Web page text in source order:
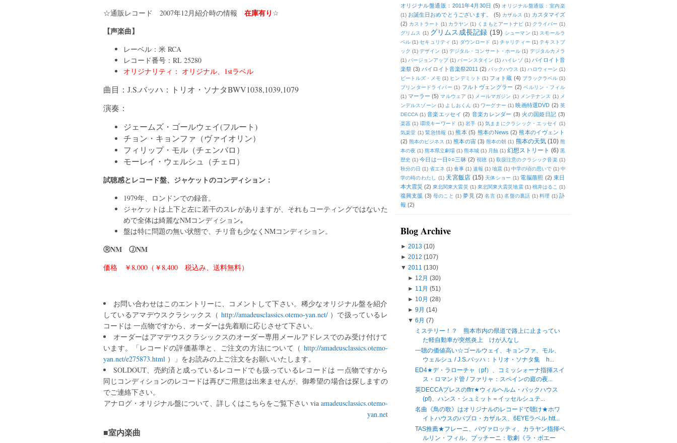
☆通販レコード 2007年12月紹介時の情報 在庫有り ☆
【声楽曲】
レーベル：米 RCA
レコード番号：RL 25280
オリジナリティ： オリジナル、1stラベル
曲目：J.S.バッハ：トリオ・ソナタBWV1038,1039,1079
演奏：
ジェームズ・ゴールウェイ(フルート)
チョン・キョンファ（ヴァイオリン）
フィリップ・モル（チェンバロ）
モーレイ・ウェルシュ（チェロ）
試聴感とレコード盤、ジャケットのコンディション：
1979年、ロンドンでの録音。
ジャケットは上下と左に若干のスレがありますが、それもコーティングではないた
めで全体は綺麗なNMコンディション｡
盤は特に問題の無い状態で、チリ音も少なくNMコンディション。
ⓇNM ⒿNM
価格 ￥8,000（￥8,400 税込み、送料無料）
お問い合わせはこのエントリーに、コメントして下さい。稀少なオリジナル盤を紹介
しているアマデウスクラシックス（ http://amadeusclassics.otemo-yan.net/）で扱っているレ
コードは 一点物ですから、オーダーは先着順に応じさせて下さい。
オーダーはアマデウスクラシックスのオーダー専用メールアドレスでのみ受け付けて
います。「レコードの評価基準と、ご注文の方法について（ http://amadeusclassics.otemo-
yan.net/e275873.html）」をお読みの上ご注文をお願いいたします。
SOLDOUT、売約済と成っているレコードでも扱っているレコードは 一点物ですから
同じコンディションのレコードは再びご用意は出来ませんが、御希望の場合は探しますの
でご連絡下さい。
アナログ・オリジナル盤について、詳しくはこちらをご覧下さい via amadeusclassics.otemo-
yan.net
■室内楽曲
オリジナル盤通販：2011年4月30日 (5) オリジナル盤通販：室内楽
(1) お誕生日おめでとうございます。 (5) カザルス (1) カスタマイズ
(2) カストラート (1) カラヤン (1) くまもとアートナビ (1) クライバー (1)
グリムス (1) グリムス成長記録 (19) シューマン (1) スモールラ
ベル (1) セキュリティ (1) ダウンロード (1) チャリティー (1) テキストブ
ック (1) デザイン (1) デジタル・コンサート・ホール (1) デジタルカメラ
(1) バージョンアップ (1) バーンスタイン (1) ハイレゾ (1) バイロイト音
楽祭 (3) バイロイト音楽祭2011 (2) バックハウス (1) ハロウィーン (1)
ビートルズ・メモ (1) ヒンデミット (1) フォト蔵 (4) ブラックラベル (1)
プリンタードライバー (1) フルトヴェングラー (2) ベルリン・フィル
(1) マーラー (5) マルウェア (1) メールマガジン (1) メンテナンス (1) メ
ンデルスゾーン (1) よしおくん (1) ワーグナー (1) 映画特選DVD (2) 英
DECCA (1) 音楽エッセイ (2) 音楽カレンダー (3) 火の国姫日記 (3)
楽器 (1) 環境キーワード (1) 岩手 (1) 気ままにクラシック・エッセイ (1)
気楽堂 (1) 緊急情報 (1) 熊本 (5) 熊本のNews (2) 熊本のイヴェント
(2) 熊本のビジネス (1) 熊本の宙 (3) 熊本の朝 (1) 熊本の天気 (10) 熊
本の夜 (1) 熊本県立劇場 (1) 熊本城 (1) 月蝕 (1) 幻想ストリート (6) 黒
歴史 (1) 今日は一日○○三昧 (2) 視聴 (1) 取扱注意のクラシック音楽 (1)
秋分の日 (1) 省エネ (1) 食事 (1) 速報 (1) 地震 (1) 中学の頃の思いで (1) 中
学の時のわたし
(1) 天宮飯店 (15) 天体ショー (1) 電脳萠照 (2) 東日
本大震災 (2) 東北関東大震災 (1) 東北関東大震災地震 (1) 桃井はるこ (1)
復興支援 (3) 母のこと (1) 夢見 (2) 名言 (1) 名盤の裏話 (1) 料理 (1) 訃
報 (2)
Blog Archive
► 2013 (10)
► 2012 (107)
▼ 2011 (130)
► 12月 (30)
► 11月 (51)
► 10月 (28)
► 9月 (14)
▼ 6月 (7)
ミステリー！？ 熊本市内の県道で路上に止まってい
た軽自動車が突然炎上 けが人なし
一聴の価値高い☆ゴールウェイ、キョンファ、モル、
ウェルシュ / J.S.バッハ：トリオ・ソナタ集 h...
ED4★デ・ラローチャ（pf）、コミッシォーナ指揮スイ
ス・ロマンド管 / ファリャ：スペインの庭の夜...
英DECCAプレスのffrr★ウィルヘルム・バックハウス
(pf)、ハンス・シュミット＝イッセルシュテ...
名曲《鳥の歌》はオリジナルのレコードで聴け★ホワ
イトハウスのパブロ・カザルス、6EYEラベル htt...
TAS推薦★フレーニ、パヴァロッティ、カラヤン指揮ベ
ルリン・フィル、プッチーニ：歌劇《ラ・ボエー